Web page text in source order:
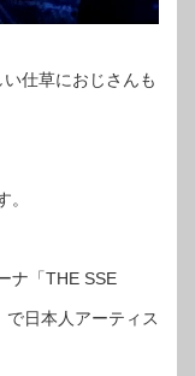
仕草におじさんも
ナ「THE SSE
で日本人アーティス